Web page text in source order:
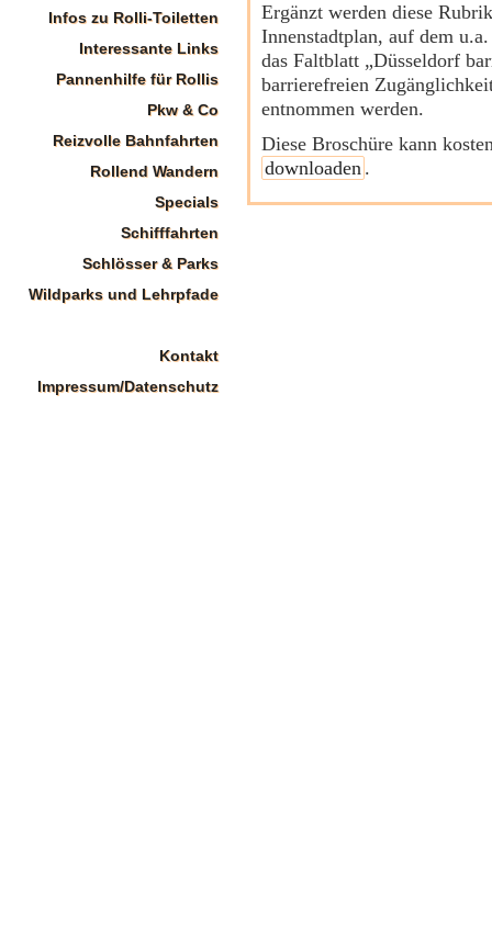
Infos zu Rolli-Toiletten
Interessante Links
Pannenhilfe für Rollis
Pkw & Co
Reizvolle Bahnfahrten
Rollend Wandern
Specials
Schifffahrten
Schlösser & Parks
Wildparks und Lehrpfade
Kontakt
Impressum/Datenschutz
Ergänzt werden diese
Innenstadtplan, auf dem
das Faltblatt „Düsseldorf
barrierefreien
entnommen werden.
Diese Broschüre kann
downloaden .